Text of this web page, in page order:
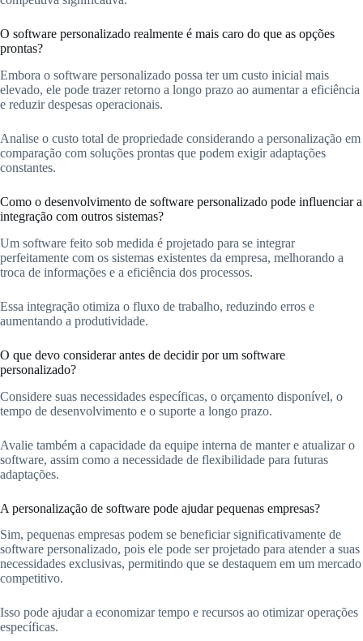
O software personalizado realmente é mais caro do que as opções
prontas?
Embora o software personalizado possa ter um custo inicial mais
elevado, ele pode trazer retorno a longo prazo ao aumentar a eficiência
e reduzir despesas operacionais.
Analise o custo total de propriedade considerando a personalização em
comparação com soluções prontas que podem exigir adaptações
constantes.
Como o desenvolvimento de software personalizado pode influenciar a
integração com outros sistemas?
Um software feito sob medida é projetado para se integrar
perfeitamente com os sistemas existentes da empresa, melhorando a
troca de informações e a eficiência dos processos.
Essa integração otimiza o fluxo de trabalho, reduzindo erros e
aumentando a produtividade.
O que devo considerar antes de decidir por um software
personalizado?
Considere suas necessidades específicas, o orçamento disponível, o
tempo de desenvolvimento e o suporte a longo prazo.
Avalie também a capacidade da equipe interna de manter e atualizar o
software, assim como a necessidade de flexibilidade para futuras
adaptações.
A personalização de software pode ajudar pequenas empresas?
Sim, pequenas empresas podem se beneficiar significativamente de
software personalizado, pois ele pode ser projetado para atender a suas
necessidades exclusivas, permitindo que se destaquem em um mercado
competitivo.
Isso pode ajudar a economizar tempo e recursos ao otimizar operações
específicas.